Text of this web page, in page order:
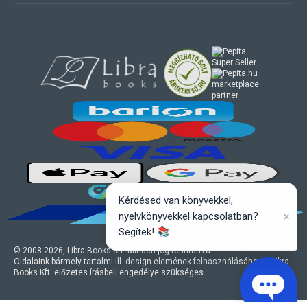
© 2008-2026, Libra Books Kft. Minden jog fenntartva.
Oldalaink bármely tartalmi ill. design elemének felhasználásához a Libra
Books Kft. előzetes írásbeli engedélye szükséges.
marketplace
partner
Kérdésed van könyvekkel,
nyelvkönyvekkel kapcsolatban?
Segítek! 📚
×